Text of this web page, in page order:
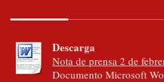
Descarga
Nota de prensa 2 de
Documento Microsoft